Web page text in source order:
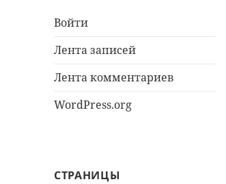
Войти
Лента записей
Лента комментариев
WordPress.org
СТРАНИЦЫ